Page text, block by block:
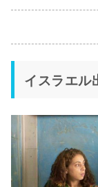
イスラエル